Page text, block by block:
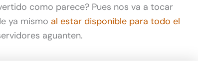
como parece? Pues nos va a tocar
ya mismo al estar disponible para todo el
aguanten.